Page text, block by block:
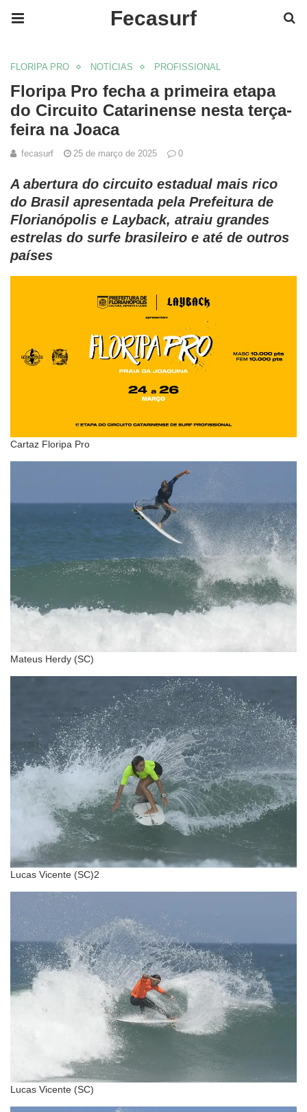
Fecasurf
FLORIPA PRO NOTÍCIAS PROFISSIONAL
Floripa Pro fecha a primeira etapa
do Circuito Catarinense nesta terça-
feira na Joaca
fecasurf 25 de março de 2025 0
A abertura do circuito estadual mais rico
do Brasil apresentada pela Prefeitura de
Florianópolis e Layback, atraiu grandes
estrelas do surfe brasileiro e até de outros
países
Cartaz Floripa Pro
Mateus Herdy (SC)
Lucas Vicente (SC)2
Lucas Vicente (SC)